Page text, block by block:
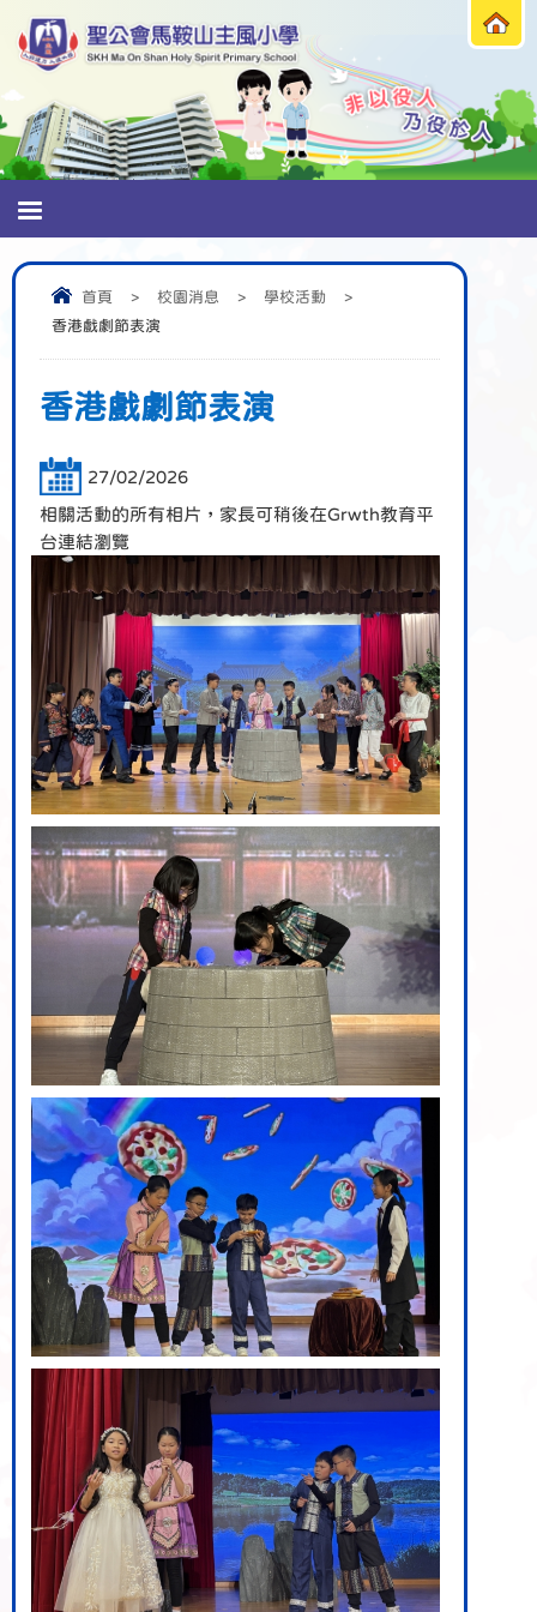
首頁 > 校園消息 > 學校活動
>
香港戲劇節表演
香港戲劇節表演
27/02/2026
相關活動的所有相片，家長可稍後在Grwth教育平
台連結瀏覽